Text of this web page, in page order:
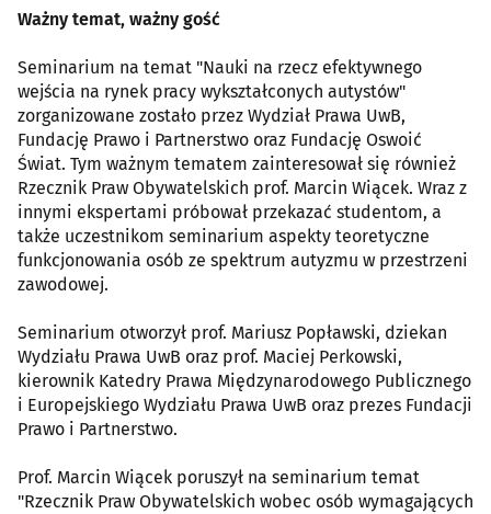
Ważny temat, ważny gość
Seminarium na temat "Nauki na rzecz efektywnego
wejścia na rynek pracy wykształconych autystów"
zorganizowane zostało przez Wydział Prawa UwB,
Fundację Prawo i Partnerstwo oraz Fundację Oswoić
Świat. Tym ważnym tematem zainteresował się również
Rzecznik Praw Obywatelskich prof. Marcin Wiącek. Wraz z
innymi ekspertami próbował przekazać studentom, a
także uczestnikom seminarium aspekty teoretyczne
funkcjonowania osób ze spektrum autyzmu w przestrzeni
zawodowej.
Seminarium otworzył prof. Mariusz Popławski, dziekan
Wydziału Prawa UwB oraz prof. Maciej Perkowski,
kierownik Katedry Prawa Międzynarodowego Publicznego
i Europejskiego Wydziału Prawa UwB oraz prezes Fundacji
Prawo i Partnerstwo.
Prof. Marcin Wiącek poruszył na seminarium temat
"Rzecznik Praw Obywatelskich wobec osób wymagających